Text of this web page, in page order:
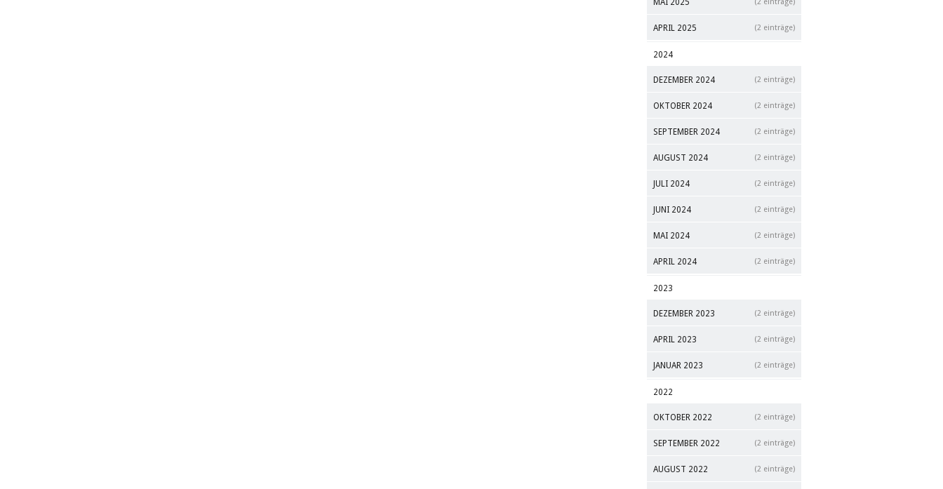
MAI 2025
APRIL 2025 (2 einträge)
2024
DEZEMBER 2024 (2 einträge)
OKTOBER 2024 (2 einträge)
SEPTEMBER 2024 (2 einträge)
AUGUST 2024 (2 einträge)
JULI 2024 (2 einträge)
JUNI 2024 (2 einträge)
MAI 2024 (2 einträge)
APRIL 2024 (2 einträge)
2023
DEZEMBER 2023 (2 einträge)
APRIL 2023 (2 einträge)
JANUAR 2023 (2 einträge)
2022
OKTOBER 2022 (2 einträge)
SEPTEMBER 2022 (2 einträge)
AUGUST 2022 (2 einträge)